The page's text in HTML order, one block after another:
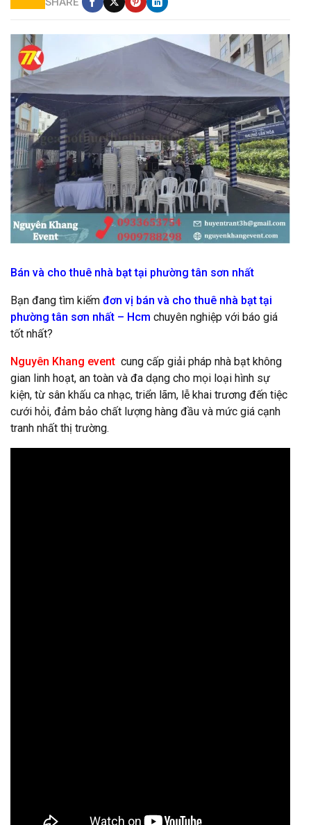
Bán và cho thuê nhà bạt tại phường tân sơn nhất
Bạn đang tìm kiếm đơn vị bán và cho thuê nhà bạt tại
phường tân sơn nhất – Hcm chuyên nghiệp với báo giá
tốt nhất?
Nguyên Khang event cung cấp giải pháp nhà bạt không
gian linh hoạt, an toàn và đa dạng cho mọi loại hình sự
kiện, từ sân khấu ca nhạc, triển lãm, lễ khai trương đến tiệc
cưới hỏi, đảm bảo chất lượng hàng đầu và mức giá cạnh
tranh nhất thị trường.